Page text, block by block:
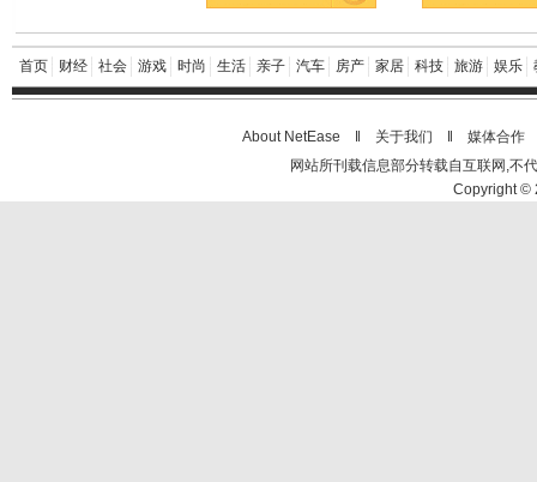
首页 财经 社会 游戏 时尚 生活 亲子 汽车 房产 家居 科技 旅游 娱乐
About NetEase ‖ 关于我们 ‖媒体合作
网站所刊载信息部分转载自互联网,不
Copyright ©